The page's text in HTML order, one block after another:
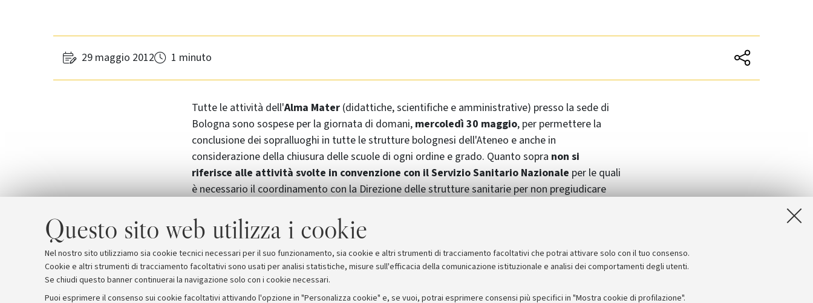
Questo sito web utilizza i cookie
Nel nostro sito utilizziamo sia cookie tecnici necessari per il suo funzionamento, sia cookie e altri strumenti di tracciamento facoltativi che potrai attivare solo con il tuo consenso.
Cookie e altri strumenti di tracciamento facoltativi sono usati per analisi statistiche, misure sull'efficacia della comunicazione istituzionale e analisi dei comportamenti degli utenti.
Se chiudi questo banner continuerai la navigazione solo con i cookie necessari.
Puoi esprimere il consenso sui cookie facoltativi attivando l'opzione in "Personalizza cookie" e, se vuoi, potrai esprimere consensi più specifici in "Mostra cookie di profilazione".
29 maggio 2012 1 minuto
Tutte le attività dell'Alma Mater (didattiche, scientifiche e amministrative) presso la sede di
Bologna sono sospese per la giornata di domani, mercoledì 30 maggio, per permettere la
conclusione dei sopralluoghi in tutte le strutture bolognesi dell'Ateneo e anche in
considerazione della chiusura delle scuole di ogni ordine e grado. Quanto sopra non si
riferisce alle attività svolte in convenzione con ilServizio Sanitario Nazionale per le quali
è necessario il coordinamento con la Direzione delle strutture sanitarie per non pregiudicare
Infine si segnala che nellesedi della Romagna
attività proseguiranno regolarmente.